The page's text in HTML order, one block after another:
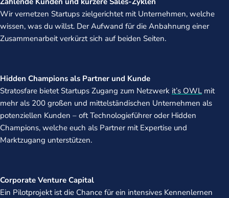
Wir vernetzen Startups zielgerichtet mit Unternehmen, welche
wissen, was du willst. Der Aufwand für die Anbahnung einer
Zusammenarbeit verkürzt sich auf beiden Seiten.
Hidden Champions als Partner und Kunde
Stratosfare bietet Startups Zugang zum Netzwerk it’s OWL mit
mehr als 200 großen und mittelständischen Unternehmen als
potenziellen Kunden – oft Technologieführer oder Hidden
Champions, welche euch als Partner mit Expertise und
Marktzugang unterstützen.
Corporate Venture Capital
Ein Pilotprojekt ist die Chance für ein intensives Kennenlernen